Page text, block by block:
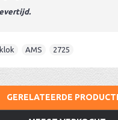
AMS 2725
GERELATEERDE